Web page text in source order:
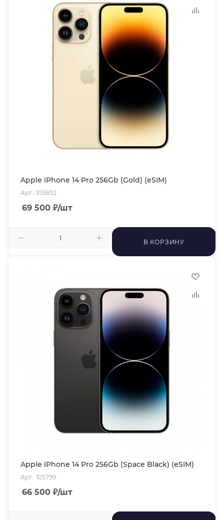
Apple iPhone 14 Pro 256Gb (Gold) (eSIM)
Арт.: 105852
69 500 ₽/шт
В КОРЗИНУ
Apple iPhone 14 Pro 256Gb (Space Black) (eSIM)
Арт.: 105799
66 500 ₽/шт